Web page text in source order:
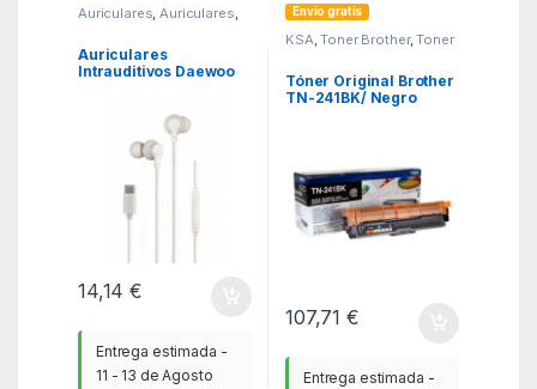
Auriculares,Auriculares,
Auriculares
Intrauditivos Daewoo
14,14€
Entrega estimada -
11 - 13 de Agosto
Envío gratis
KSA,Toner Brother,Toner
Tóner Original Brother
TN-241BK/ Negro
107,71€
Entrega estimada -